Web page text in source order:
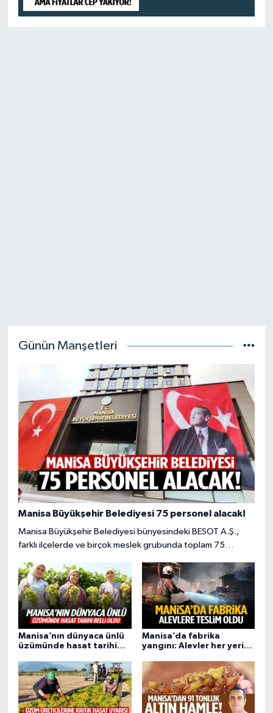
Günün Manşetleri
Manisa Büyükşehir Belediyesi 75 personel alacak!
Manisa Büyükşehir Belediyesi bünyesindeki BESOT A.Ş.,
farklı ilçelerde ve birçok meslek grubunda toplam 75
işçisi, itfaiye eri, mühendis, operatör ve şoför kadroları da
yer alıyor.
Manisa’nın dünyaca ünlü
üzümünde hasat tarihi
Manisa’da fabrika
yangını: Alevler her yeri